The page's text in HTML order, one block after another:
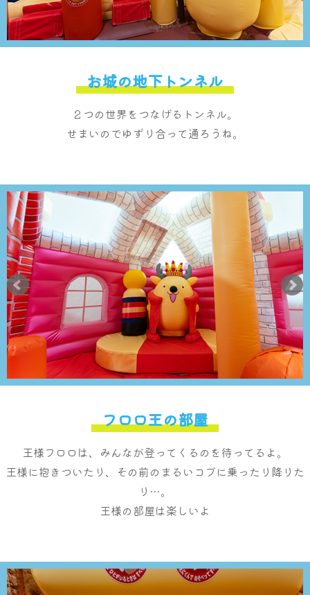
お城の地下トンネル
２つの世界をつなげるトンネル。
せまいのでゆずり合って通ろうね。
フロロ王の部屋
王様フロロは、みんなが登ってくるのを待ってるよ。
王様に抱きついたり、その前のまるいコブに乗ったり降りた
り…。
王様の部屋は楽しいよ